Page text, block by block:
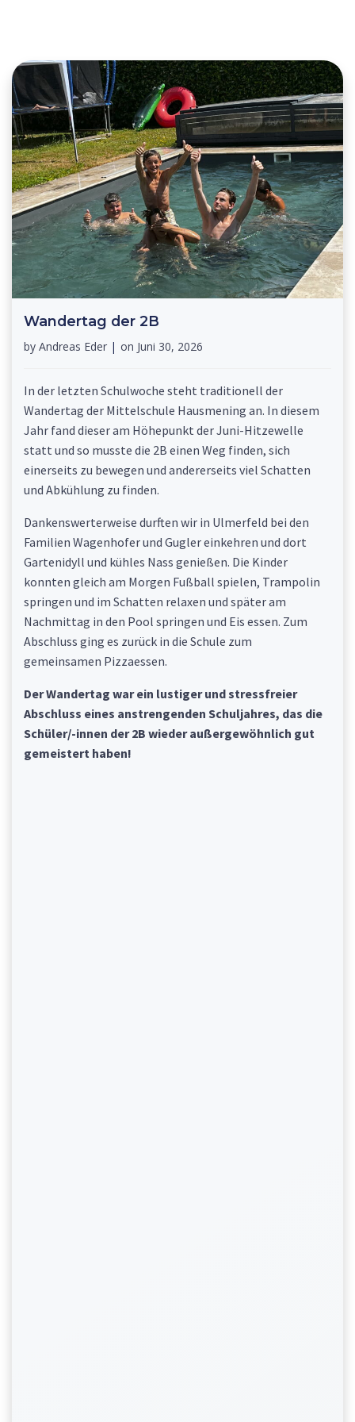
Wandertag der 2B
by Andreas Eder | on Juni 30, 2026
In der letzten Schulwoche steht traditionell der
Wandertag der Mittelschule Hausmening an. In diesem
Jahr fand dieser am Höhepunkt der Juni-Hitzewelle
statt und so musste die 2B einen Weg finden, sich
einerseits zu bewegen und andererseits viel Schatten
und Abkühlung zu finden.
Dankenswerterweise durften wir in Ulmerfeld bei den
Familien Wagenhofer und Gugler einkehren und dort
Gartenidyll und kühles Nass genießen. Die Kinder
konnten gleich am Morgen Fußball spielen, Trampolin
springen und im Schatten relaxen und später am
Nachmittag in den Pool springen und Eis essen. Zum
Abschluss ging es zurück in die Schule zum
gemeinsamen Pizzaessen.
Der Wandertag war ein lustiger und stressfreier
Abschluss eines anstrengenden Schuljahres, das die
Schüler/-innen der 2B wieder außergewöhnlich gut
gemeistert haben!